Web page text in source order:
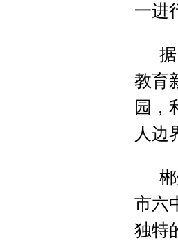
一进
教育
园，
人边
市六
独特